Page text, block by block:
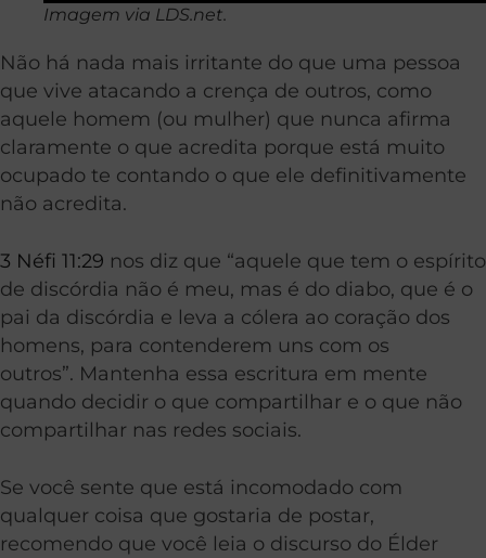
Imagem via LDS.net.
Não há nada mais irritante do que uma pessoa
que vive atacando a crença de outros, como
aquele homem (ou mulher) que nunca afirma
claramente o que acredita porque está muito
ocupado te contando o que ele definitivamente
não acredita.
3 Néfi 11:29 nos diz que “aquele que tem o espírito
de discórdia não é meu, mas é do diabo, que é o
pai da discórdia e leva a cólera ao coração dos
homens, para contenderem uns com os
outros”. Mantenha essa escritura em mente
quando decidir o que compartilhar e o que não
compartilhar nas redes sociais.
Se você sente que está incomodado com
qualquer coisa que gostaria de postar,
recomendo que você leia o discurso do Élder